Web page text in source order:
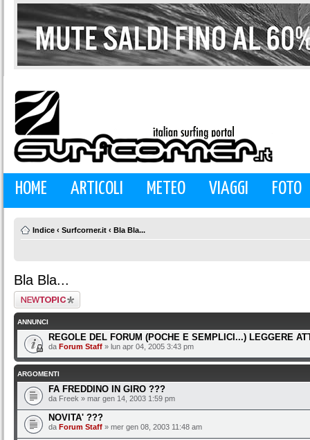
HOME ARTICOLI METEO VIAGGI FOTO
Indice ‹ Surfcorner.it ‹ Bla Bla...
Bla Bla...
Scrivi un nuovo
argomento
ANNUNCI
REGOLE DEL FORUM (POCHE E SEMPLICI...) LEGGERE
da Forum Staff » lun apr 04, 2005 3:43 pm
ARGOMENTI
FA FREDDINO IN GIRO ???
da Freek » mar gen 14, 2003 1:59 pm
NOVITA' ???
da Forum Staff » mer gen 08, 2003 11:48 am